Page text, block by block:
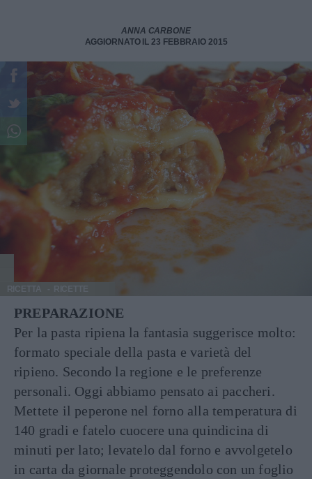
ANNA CARBONE
AGGIORNATO IL 23 FEBBRAIO 2015
RICETTA
PREPARAZIONE
Per la pasta ripiena la fantasia suggerisce molto:
formato speciale della pasta e varietà del
ripieno. Secondo la regione e le preferenze
personali. Oggi abbiamo pensato ai paccheri.
Mettete il peperone nel forno alla temperatura di
140 gradi e fatelo cuocere una quindicina di
minuti per lato; levatelo dal forno e avvolgetelo
in carta da giornale proteggendolo con un foglio